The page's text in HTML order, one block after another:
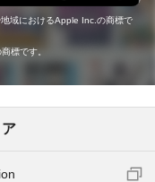
域におけるApple Inc.の商標で
標です。